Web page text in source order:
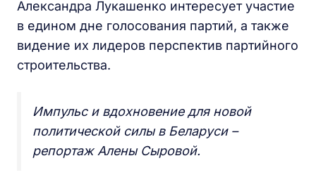
Александра Лукашенко интересует участие
в едином дне голосования партий, а также
видение их лидеров перспектив партийного
строительства.
Импульс и вдохновение для новой
политической силы в Беларуси –
репортаж Алены Сыровой.